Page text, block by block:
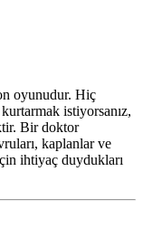
oyunudur. Hiç
istiyorsanız,
Bir doktor
kaplanlar ve
ihtiyaç duydukları